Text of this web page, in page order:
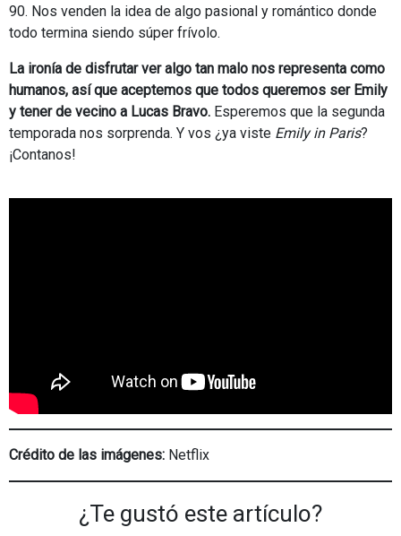
90. Nos venden la idea de algo pasional y romántico donde
todo termina siendo súper frívolo.
La ironía de disfrutar ver algo tan malo nos representa como
humanos, así que aceptemos que todos queremos ser Emily
y tener de vecino a Lucas Bravo. Esperemos que la segunda
temporada nos sorprenda. Y vos ¿ya viste Emily in Paris?
¡Contanos!
Crédito de las imágenes: Netflix
¿Te gustó este artículo?